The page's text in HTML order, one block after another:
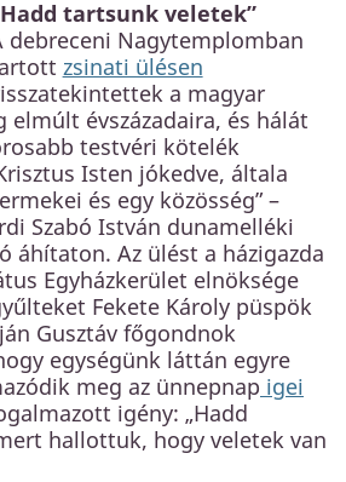
tartsunk veletek”
debreceni Nagytemplomban
zsinati ülésen
a magyar
elmúlt évszázadaira, és hálát
testvéri kötelék
Isten jókedve, általa
és egy közösség” –
Szabó István dunamelléki
áhítaton. Az ülést a házigazda
Egyházkerület elnöksége
Fekete Károly püspök
Gusztáv főgondnok
egységünk láttán egyre
meg az ünnepnap igei
igény: „Hadd
hallottuk, hogy veletek van